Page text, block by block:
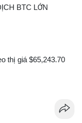
BTC LỚN
thị giá $65,243.70
được di chuyển